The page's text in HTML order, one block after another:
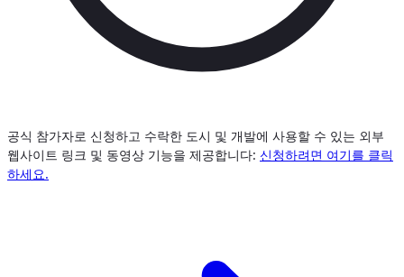
공식 참가자로 신청하고 수락한 도시 및 개발에 사용할 수 있는 외부
웹사이트 링크 및 동영상 기능을 제공합니다: 신청하려면 여기를 클릭
하세요.